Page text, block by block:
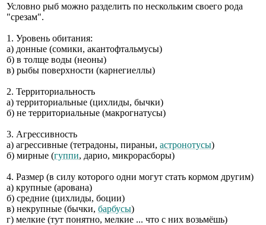
Условно рыб можно разделить по нескольким своего рода
"срезам".
1. Уровень обитания:
а) донные (сомики, акантофтальмусы)
б) в толще воды (неоны)
в) рыбы поверхности (карнегиеллы)
2. Территориальность
а) территориальные (цихлиды, бычки)
б) не территориальные (макрогнатусы)
3. Агрессивность
а) агрессивные (тетрадоны, пираньи, астронотусы)
б) мирные (гуппи, дарио, микрорасборы)
4. Размер (в силу которого одни могут стать кормом другим)
а) крупные (арована)
б) средние (цихлиды, боции)
в) некрупные (бычки, барбусы)
г) мелкие (тут понятно, мелкие ... что с них возьмёшь)